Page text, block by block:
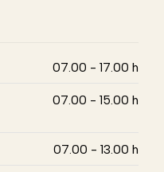
07.00 - 17.00 h
07.00 - 15.00 h
07.00 - 13.00 h